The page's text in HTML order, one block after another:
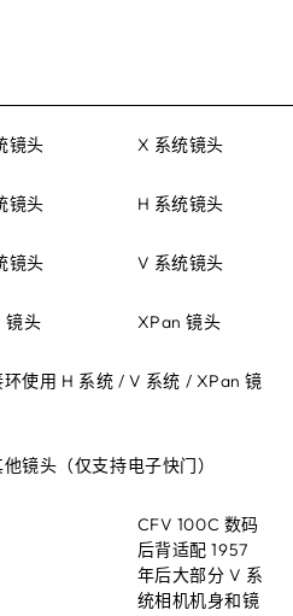
镜头 X 系统镜头
镜头 H 系统镜头
镜头 V 系统镜头
镜头 XPan 镜头
使用 H 系统 / V 系统 / XPan 镜
镜头（仅支持电子快门）
CFV 100C 数码
后背适配 1957
年后大部分 V 系
统相机机身和镜